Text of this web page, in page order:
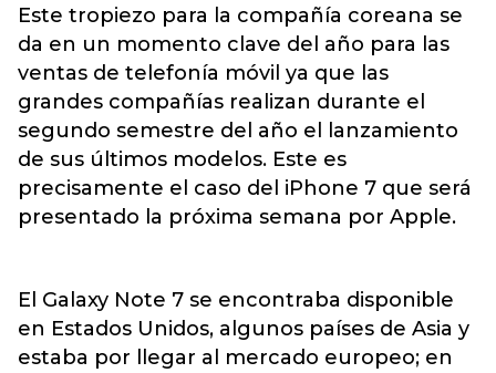
Este tropiezo para la compañía coreana se
da en un momento clave del año para las
ventas de telefonía móvil ya que las
grandes compañías realizan durante el
segundo semestre del año el lanzamiento
de sus últimos modelos. Este es
precisamente el caso del iPhone 7 que será
presentado la próxima semana por Apple.
El Galaxy Note 7 se encontraba disponible
en Estados Unidos, algunos países de Asia y
estaba por llegar al mercado europeo; en